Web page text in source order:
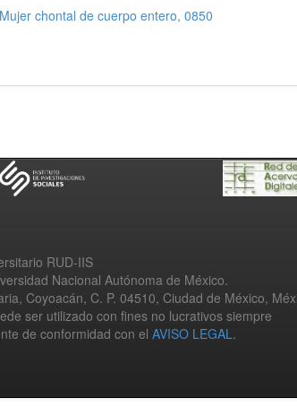
Mujer chontal de cuerpo entero, 0850
RUD-IIS
Nacional Autónoma de México.
Coyoacán, C. P. 04510, Ciudad de México,
ser utilizado con fines no lucrativos siempre
de conformidad con el AVISO LEGAL.